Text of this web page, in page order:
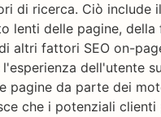
di ricerca. Ciò
lenti delle pagine,
altri fattori SEO on-
dell'utente
pagine da parte dei
che i potenziali clienti